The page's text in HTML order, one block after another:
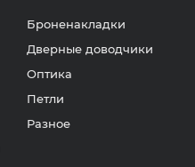
Броненакладки
Дверные доводчики
Оптика
Петли
Разное